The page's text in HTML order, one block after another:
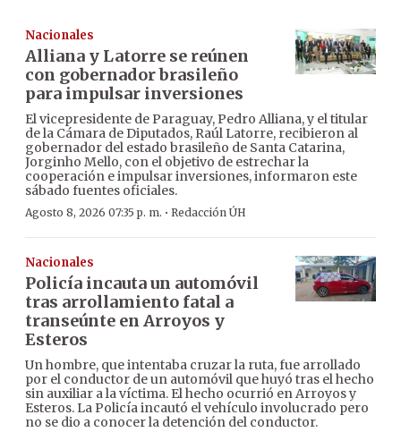
Nacionales
Alliana y Latorre se reúnen
con gobernador brasileño
para impulsar inversiones
El vicepresidente de Paraguay, Pedro Alliana, y el titular
de la Cámara de Diputados, Raúl Latorre, recibieron al
gobernador del estado brasileño de Santa Catarina,
Jorginho Mello, con el objetivo de estrechar la
cooperación e impulsar inversiones, informaron este
sábado fuentes oficiales.
Agosto 8, 2026 07:35 p. m. · Redacción ÚH
Nacionales
Policía incauta un automóvil
tras arrollamiento fatal a
transeúnte en Arroyos y
Esteros
Un hombre, que intentaba cruzar la ruta, fue arrollado
por el conductor de un automóvil que huyó tras el hecho
sin auxiliar a la víctima. El hecho ocurrió en Arroyos y
Esteros. La Policía incautó el vehículo involucrado pero
no se dio a conocer la detención del conductor.